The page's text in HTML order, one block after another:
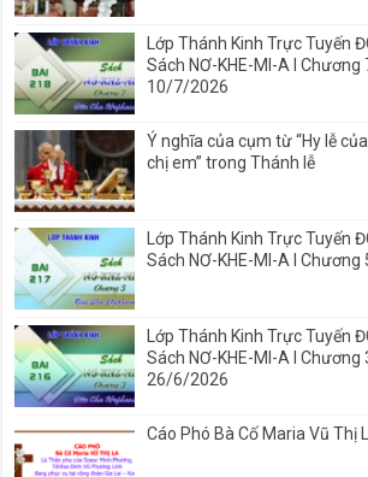
Lớp Thánh Kinh Trực Tuyến
Sách NƠ-KHE-MI-A I Chương
10/7/2026
Ý nghĩa của cụm từ “Hy lễ
chị em” trong Thánh lễ
Lớp Thánh Kinh Trực Tuyến
Sách NƠ-KHE-MI-A I
Lớp Thánh Kinh Trực Tuyến
Sách NƠ-KHE-MI-A I Chương
26/6/2026
Cáo Phó Bà Cố Maria Vũ Thị